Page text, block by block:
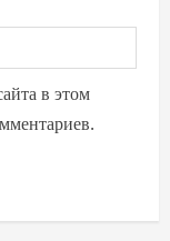
в этом